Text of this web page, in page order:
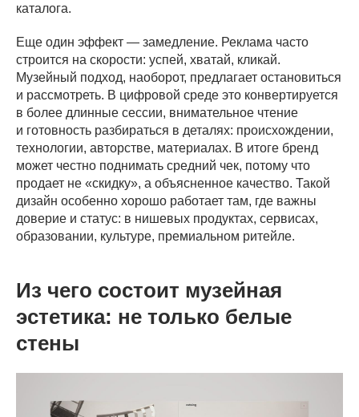
каталога.
Еще один эффект — замедление. Реклама часто
строится на скорости: успей, хватай, кликай.
Музейный подход, наоборот, предлагает остановиться
и рассмотреть. В цифровой среде это конвертируется
в более длинные сессии, внимательное чтение
и готовность разбираться в деталях: происхождении,
технологии, авторстве, материалах. В итоге бренд
может честно поднимать средний чек, потому что
продает не «скидку», а объясненное качество. Такой
дизайн особенно хорошо работает там, где важны
доверие и статус: в нишевых продуктах, сервисах,
образовании, культуре, премиальном ритейле.
Из чего состоит музейная
эстетика: не только белые
стены